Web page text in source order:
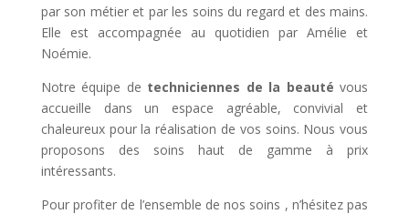
par son métier et par les soins du regard et des mains.
Elle est accompagnée au quotidien par Amélie et
Noémie.
Notre équipe de techniciennes de la beauté vous
accueille dans un espace agréable, convivial et
chaleureux pour la réalisation de vos soins. Nous vous
proposons des soins haut de gamme à prix
intéressants.
Pour profiter de l’ensemble de nos soins , n’hésitez pas